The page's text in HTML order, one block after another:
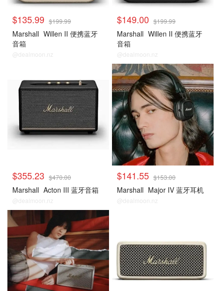
$135.99 $199.99
Marshall Willen II 便携蓝牙
音箱
@dealmoon.nz
$149.00 $199.99
Marshall Willen II 便携蓝牙
音箱
@dealmoon.nz
$355.23 $470.00
Marshall Acton III 蓝牙音箱
@dealmoon.nz
$141.55 $153.00
Marshall Major IV 蓝牙耳机
@dealmoon.nz